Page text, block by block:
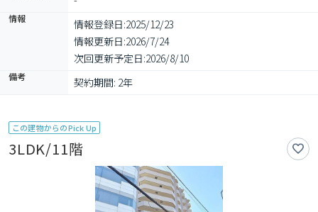
情報 情報登録日:2025/12/23
情報更新日:2026/7/24
次回更新予定日:2026/8/10
備考 契約期間: 2年
この建物からのPick Up
3LDK/11階